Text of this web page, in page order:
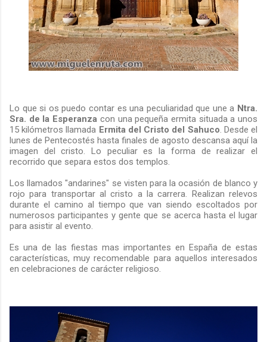
Lo que si os puedo contar es una peculiaridad que une a Ntra.
Sra. de la Esperanza con una pequeña ermita situada a unos
15 kilómetros llamada Ermita del Cristo del Sahuco. Desde el
lunes de Pentecostés hasta finales de agosto descansa aquí la
imagen del cristo. Lo peculiar es la forma de realizar el
recorrido que separa estos dos templos.
Los llamados "andarines" se visten para la ocasión de blanco y
rojo para transportar al cristo a la carrera. Realizan relevos
durante el camino al tiempo que van siendo escoltados por
numerosos participantes y gente que se acerca hasta el lugar
para asistir al evento.
Es una de las fiestas mas importantes en España de estas
características, muy recomendable para aquellos interesados
en celebraciones de carácter religioso.